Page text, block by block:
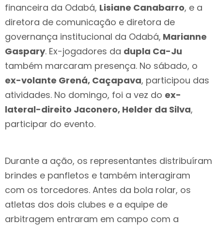
financeira da Odabá, Lisiane Canabarro, e a
diretora de comunicação e diretora de
governança institucional da Odabá, Marianne
Gaspary. Ex-jogadores da dupla Ca-Ju
também marcaram presença. No sábado, o
ex-volante Grená, Caçapava, participou das
atividades. No domingo, foi a vez do ex-
lateral-direito Jaconero, Helder da Silva,
participar do evento.
Durante a ação, os representantes distribuíram
brindes e panfletos e também interagiram
com os torcedores. Antes da bola rolar, os
atletas dos dois clubes e a equipe de
arbitragem entraram em campo com a